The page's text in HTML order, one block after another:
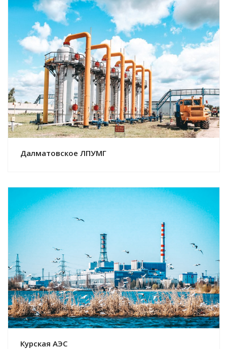
Смотреть проект
Далматовское ЛПУМГ
Смотреть проект
Курская АЭС